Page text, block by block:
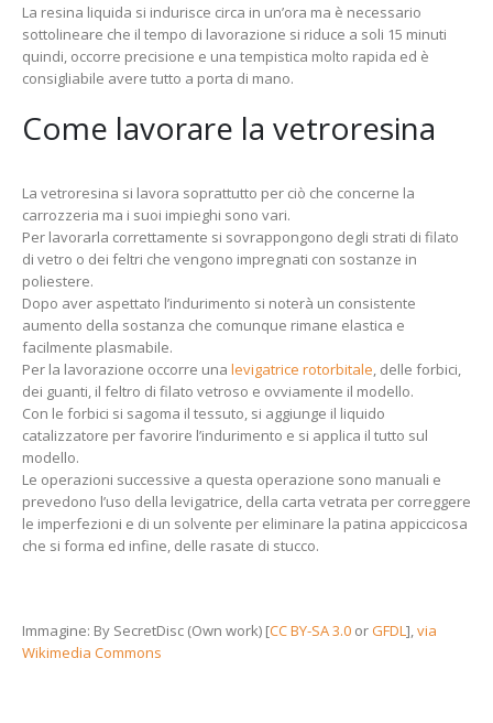
La resina liquida si indurisce circa in un’ora ma è necessario
sottolineare che il tempo di lavorazione si riduce a soli 15 minuti
quindi, occorre precisione e una tempistica molto rapida ed è
consigliabile avere tutto a porta di mano.
Come lavorare la vetroresina
La vetroresina si lavora soprattutto per ciò che concerne la
carrozzeria ma i suoi impieghi sono vari.
Per lavorarla correttamente si sovrappongono degli strati di filato
di vetro o dei feltri che vengono impregnati con sostanze in
poliestere.
Dopo aver aspettato l’indurimento si noterà un consistente
aumento della sostanza che comunque rimane elastica e
facilmente plasmabile.
Per la lavorazione occorre una levigatrice rotorbitale , delle forbici,
dei guanti, il feltro di filato vetroso e ovviamente il modello.
Con le forbici si sagoma il tessuto, si aggiunge il liquido
catalizzatore per favorire l’indurimento e si applica il tutto sul
modello.
Le operazioni successive a questa operazione sono manuali e
prevedono l’uso della levigatrice, della carta vetrata per correggere
le imperfezioni e di un solvente per eliminare la patina appiccicosa
che si forma ed infine, delle rasate di stucco.
Immagine: By SecretDisc (Own work) [CC BY-SA 3.0 orGFDL],via
Wikimedia Commons